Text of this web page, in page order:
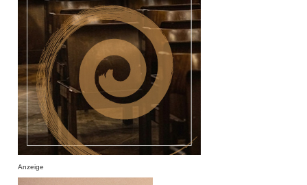
Anzeige